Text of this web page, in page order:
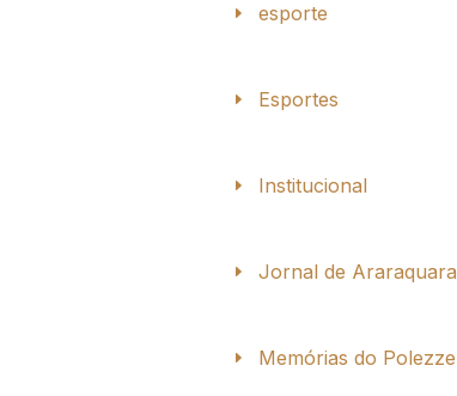
esporte
Esportes
Institucional
Jornal de Araraquara
Memórias do Polezze